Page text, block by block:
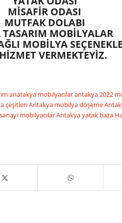
MİSAFİR ODASI
MUTFAK DOLABI
TASARIM MOBİLYALAR
MOBİLYA
VERMEKTEYİZ.
anatakya mobilyacılarantakya 2022
çeşitleriAntakya mobilya döşeme
mobilyacılarAntakya yatak baza